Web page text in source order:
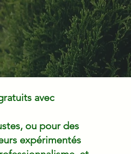
avec
ou pour des
expérimentés